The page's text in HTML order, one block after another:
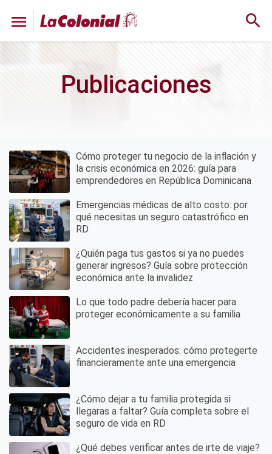
menu search
Publicaciones
Cómo proteger tu negocio de la inflación y
la crisis económica en 2026: guía para
emprendedores en República Dominicana
Emergencias médicas de alto costo: por
qué necesitas un seguro catastrófico en
RD
¿Quién paga tus gastos si ya no puedes
generar ingresos? Guía sobre protección
económica ante la invalidez
Lo que todo padre debería hacer para
proteger económicamente a su familia
Accidentes inesperados: cómo protegerte
financieramente ante una emergencia
¿Cómo dejar a tu familia protegida si
llegaras a faltar? Guía completa sobre el
seguro de vida en RD
¿Qué debes verificar antes de irte de viaje?
Pagination